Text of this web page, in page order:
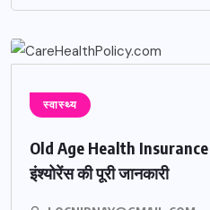
स्वास्थ्य
Old Age Health Insurance
इंश्योरेंस की पूरी जानकारी